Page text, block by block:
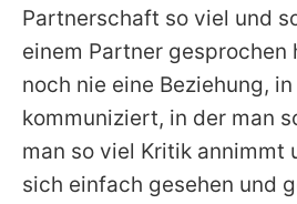
Partnerschaft so viel und
einem Partner gesprochen
noch nie eine Beziehung,
kommuniziert, in der man
man so viel Kritik annimmt
sich einfach gesehen und